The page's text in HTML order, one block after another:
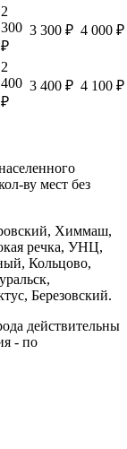
2
300
₽
3 300 ₽ 4 000 ₽
2
400
₽
3 400 ₽ 4 100 ₽
ву мест без
Химмаш,
речка, УНЦ,
Кольцово,
Березовский.
действительны
- по